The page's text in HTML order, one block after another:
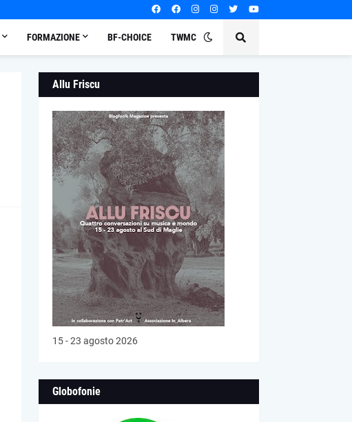
FORMAZIONE BF-CHOICE TWMC
Allu Friscu
15 - 23 agosto 2026
Globofonie